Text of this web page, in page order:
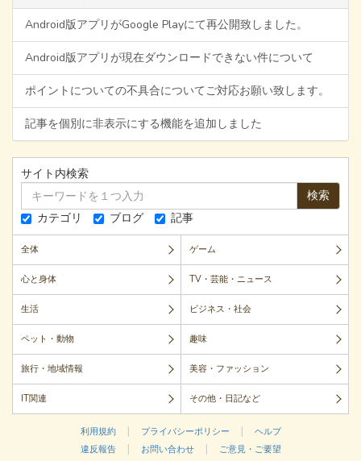
Android版アプリがGoogle Playにて再公開致しました。
Android版アプリが現在ダウンロードできない件について
ポイントについての不具合についてご対応お願い致します。
記事を個別に非表示にする機能を追加しました
サイト内検索
検索
カテゴリ
ブログ 記事
全体 ゲーム
心と身体 TV・芸能・ニュース
生活 ビジネス・社会
ペット・動物 趣味
旅行・地域情報 美容・ファッション
IT関連 その他・日記など
利用規約 | プライバシーポリシー |
ヘルプ
違反報告
| お問い合わせ |
ご意見・ご要望